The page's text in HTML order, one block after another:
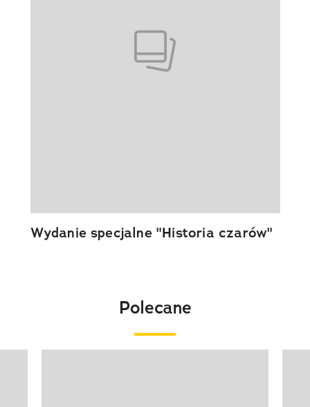
Wydanie specjalne "Historia czarów"
Polecane